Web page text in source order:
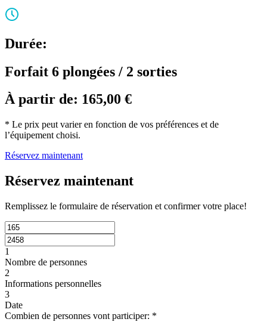
Durée:
Forfait 6 plongées / 2 sorties
À partir de: 165,00 €
* Le prix peut varier en fonction de vos préférences et de
l’équipement choisi.
Réservez maintenant
Réservez maintenant
Remplissez le formulaire de réservation et confirmer votre place!
1
Nombre de personnes
2
Informations personnelles
3
Date
Combien de personnes vont participer: *